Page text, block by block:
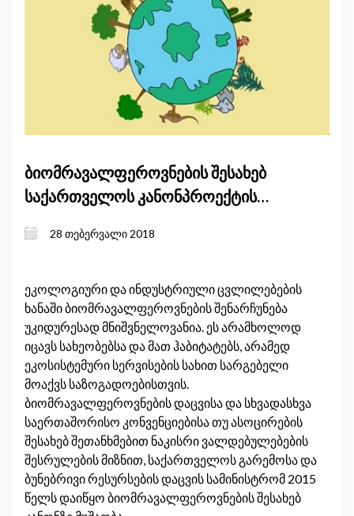
ბიომრავალფეროვნების შესახებ
საქართველოს კანონპროექტის
28 თებერვალი 2018
ეკოლოგიური და ინდუსტრიული ცვლილებების
ხანაში ბიომრავალფეროვნების შენარჩუნება
უკიდურესად მნიშვნელოვანია. ეს არამხოლოდ
იცავს სახეობებსა და მათ ჰაბიტატებს, არამედ
ეკოსისტემური სერვისების სახით სარგებელი
მოაქვს საზოგადოებისთვის.
ბიომრავალფეროვნების დაცვისა და სხვადასხვა
საერთაშორისო კონვენციებისა თუ ასოცირების
შესახებ შეთანხმებით ნაკისრი ვალდებულებების
შესრულების მიზნით, საქართველოს გარემოსა და
ბუნებრივი რესურსების დაცვის სამინისტრომ 2015
წელს დაიწყო ბიომრავალფეროვნების შესახებ